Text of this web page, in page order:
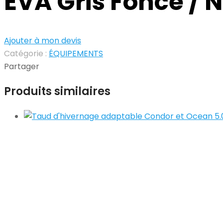
Ajouter à mon devis
Catégorie : ÉQUIPEMENTS
Partager
Produits similaires